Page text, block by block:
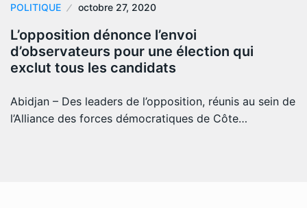
POLITIQUE octobre 27, 2020
L’opposition dénonce l’envoi
d’observateurs pour une élection qui
exclut tous les candidats
Abidjan – Des leaders de l’opposition, réunis au sein de
l’Alliance des forces démocratiques de Côte…